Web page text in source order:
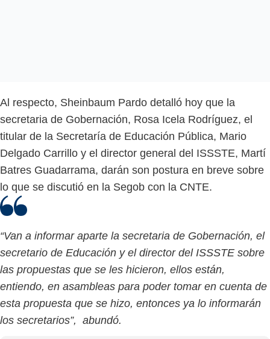
Al respecto, Sheinbaum Pardo detalló hoy que la
secretaria de Gobernación, Rosa Icela Rodríguez, el
titular de la Secretaría de Educación Pública, Mario
Delgado Carrillo y el director general del ISSSTE, Martí
Batres Guadarrama, darán son postura en breve sobre
lo que se discutió en la Segob con la CNTE.
“Van a informar aparte la secretaria de Gobernación, el
secretario de Educación y el director del ISSSTE sobre
las propuestas que se les hicieron, ellos están,
entiendo, en asambleas para poder tomar en cuenta de
esta propuesta que se hizo, entonces ya lo informarán
los secretarios”, abundó.